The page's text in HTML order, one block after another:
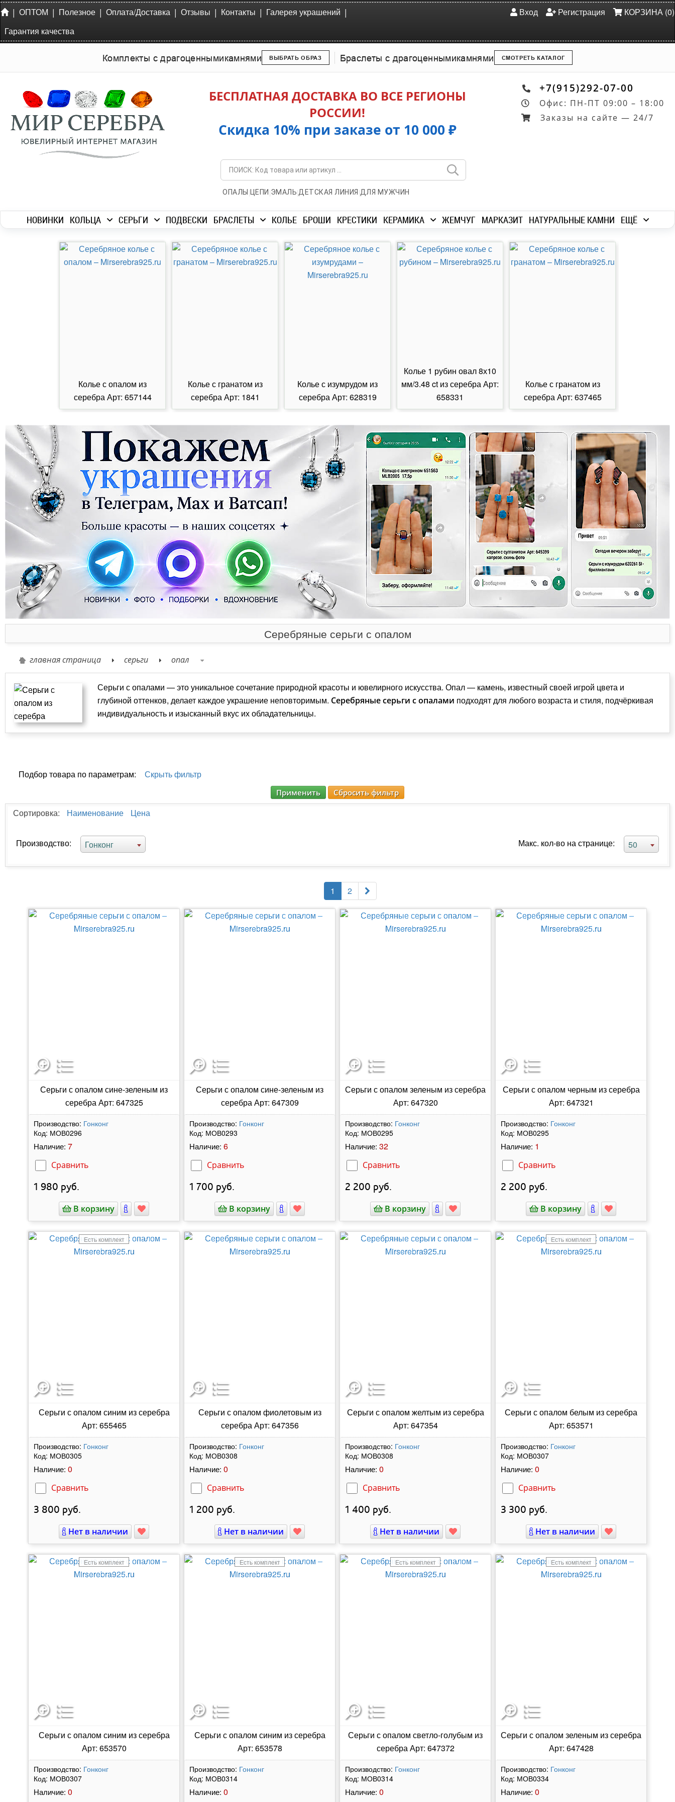
| ОПТОМ | Полезное | Оплата/Доставка | Отзывы | Контакты | Галерея украшений |
Гарантия качества
Вход Регистрация КОРЗИНА (0)
Комплекты с драгоценнымикамнями ВЫБРАТЬ ОБРАЗ Браслеты с драгоценнымикамнями СМОТРЕТЬ КАТАЛОГ
БЕСПЛАТНАЯ ДОСТАВКА ВО ВСЕ РЕГИОНЫ
РОССИИ!
Скидка 10% при заказе от 10 000 ₽
ОПАЛЫ | ЦЕПИ |ЭМАЛЬ|ДЕТСКАЯ ЛИНИЯ |ДЛЯ МУЖЧИН
+7(915)292-07-00
Офис: ПН-ПТ 09:00 – 18:00
Заказы на сайте — 24/7
НОВИНКИ КОЛЬЦА СЕРЬГИ ПОДВЕСКИ БРАСЛЕТЫ КОЛЬЕ БРОШИ КРЕСТИКИ КЕРАМИКА ЖЕМЧУГ МАРКАЗИТ НАТУРАЛЬНЫЕ КАМНИ ЕЩЁ
Колье с опалом из
серебра Арт: 657144
Колье с гранатом из
серебра Арт: 1841
Колье с изумрудом из
серебра Арт: 628319
Колье 1 рубин овал 8х10
мм/3.48 ct из серебра Арт:
658331
Колье с гранатом из
серебра Арт: 637465
Серебряные серьги с опалом
главная страница серьги опал
Серьги с опалами — это уникальное сочетание природной красоты и ювелирного искусства. Опал — камень, известный своей игрой цвета и
глубиной оттенков, делает каждое украшение неповторимым. Серебряные серьги с опалами подходят для любого возраста и стиля, подчёркивая
индивидуальность и изысканный вкус их обладательницы.
Подбор товара по параметрам: Скрыть фильтр
Применить Сбросить фильтр
Сортировка: Наименование Цена
Производство: Гонконг Макс. кол-во на странице: 50
1 2
Серьги с опалом сине-зеленым из
серебра Арт: 647325
Производство: Гонконг
Код: МОВ0296
Наличие: 7
Сравнить
1 980 руб.
В корзину
Серьги с опалом сине-зеленым из
серебра Арт: 647309
Производство: Гонконг
Код: МОВ0293
Наличие: 6
Сравнить
1 700 руб.
В корзину
Серьги с опалом зеленым из серебра
Арт: 647320
Производство: Гонконг
Код: МОВ0295
Наличие: 32
Сравнить
2 200 руб.
В корзину
Серьги с опалом черным из серебра
Арт: 647321
Производство: Гонконг
Код: МОВ0295
Наличие: 1
Сравнить
2 200 руб.
В корзину
Есть комплект
Серьги с опалом синим из серебра
Арт: 655465
Производство: Гонконг
Код: МОВ0305
Наличие: 0
Сравнить
3 800 руб.
Нет в наличии
Серьги с опалом фиолетовым из
серебра Арт: 647356
Производство: Гонконг
Код: МОВ0308
Наличие: 0
Сравнить
1 200 руб.
Нет в наличии
Серьги с опалом желтым из серебра
Арт: 647354
Производство: Гонконг
Код: МОВ0308
Наличие: 0
Сравнить
1 400 руб.
Нет в наличии
Есть комплект
Серьги с опалом белым из серебра
Арт: 653571
Производство: Гонконг
Код: МОВ0307
Наличие: 0
Сравнить
3 300 руб.
Нет в наличии
Есть комплект
Серьги с опалом синим из серебра
Арт: 653570
Производство: Гонконг
Код: МОВ0307
Наличие: 0
Есть комплект
Серьги с опалом синим из серебра
Арт: 653578
Производство: Гонконг
Код: МОВ0314
Наличие: 0
Есть комплект
Серьги с опалом светло-голубым из
серебра Арт: 647372
Производство: Гонконг
Код: МОВ0314
Наличие: 0
Есть комплект
Серьги с опалом зеленым из серебра
Арт: 647428
Производство: Гонконг
Код: МОВ0334
Наличие: 0